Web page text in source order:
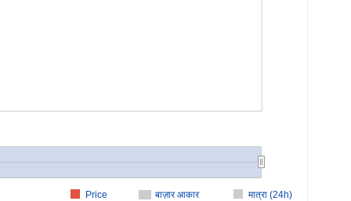
बाज़ार आकार मात्रा (24h)
Price